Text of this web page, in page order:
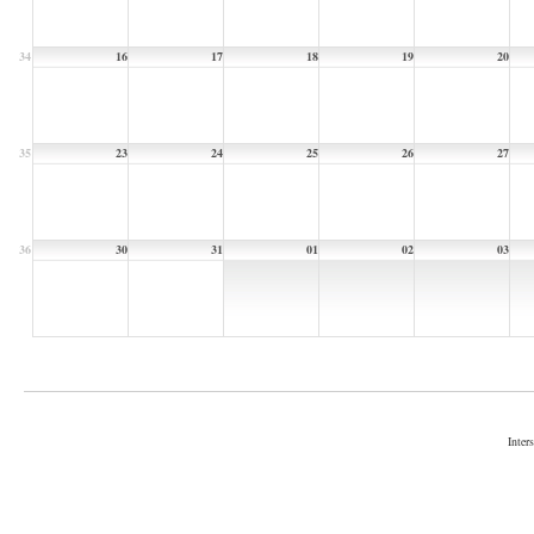
34 16 17 18 19 20
35 23 24 25 26 27
36 30 31 01 02 03